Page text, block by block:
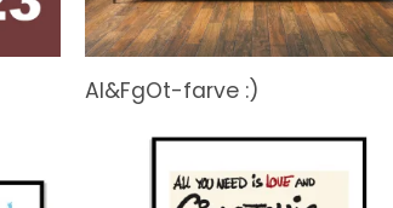
AI&FgOt-farve :)